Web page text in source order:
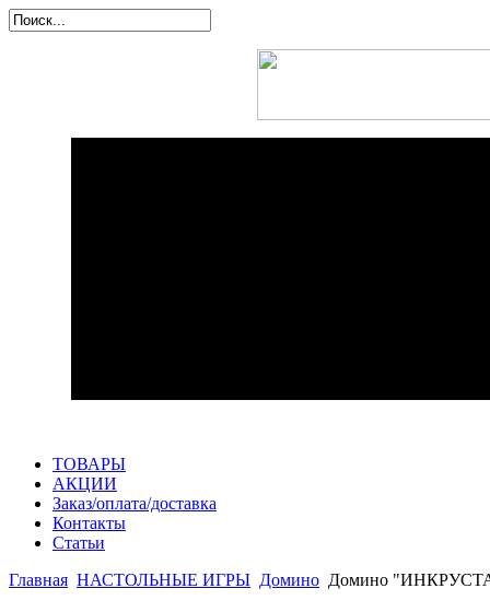
ТОВАРЫ
АКЦИИ
Заказ/оплата/доставка
Контакты
Статьи
Главная НАСТОЛЬНЫЕ ИГРЫ Домино Домино